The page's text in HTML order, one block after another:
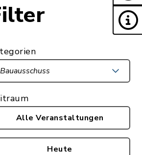
KB)
Bauausschuss
Alle Veranstaltungen
Heute